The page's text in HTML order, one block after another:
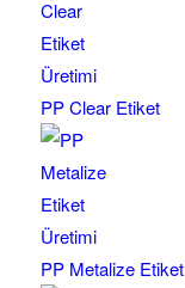
PP Clear Etiket
PP Metalize Etiket